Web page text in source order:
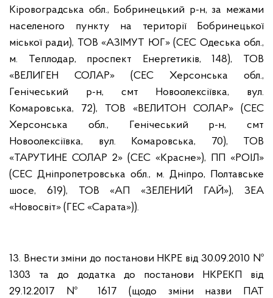
Кіровоградська обл., Бобринецький р-н, за межами
населеного пункту на території Бобринецької
міської ради), ТОВ «АЗІМУТ ЮГ» (СЕС Одеська обл.,
м. Теплодар, проспект Енергетиків, 148), ТОВ
«ВЕЛИГЕН СОЛАР» (СЕС Херсонська обл.,
Генічеський р-н, смт Новоолексіївка, вул.
Комаровська, 72), ТОВ «ВЕЛИТОН СОЛАР» (СЕС
Херсонська обл., Генічеський р-н, смт
Новоолексіївка, вул. Комаровська, 70), ТОВ
«ТАРУТИНЕ СОЛАР 2» (СЕС «Красне»), ПП «РОІЛ»
(СЕС Дніпропетровська обл., м. Дніпро, Полтавське
шосе, 619), ТОВ «АП «ЗЕЛЕНИЙ ГАЙ»), ЗЕА
«Новосвіт» (ГЕС «Сарата»)).
13. Внести зміни до постанови НКРЕ від 30.09.2010 №
1303 та до додатка до постанови НКРЕКП від
29.12.2017 № 1617 (щодо зміни назви ПАТ